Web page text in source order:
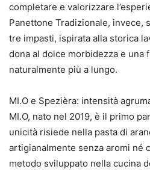
completare e valorizzare
Panettone Tradizionale, invece,
tre impasti, ispirata alla storica
dona al dolce morbidezza e una
naturalmente più a lungo.
MI.O e Spezièra: intensità
MI.O, nato nel 2019, è il primo
unicità risiede nella pasta di
artigianalmente senza aromi né
metodo sviluppato nella cucina